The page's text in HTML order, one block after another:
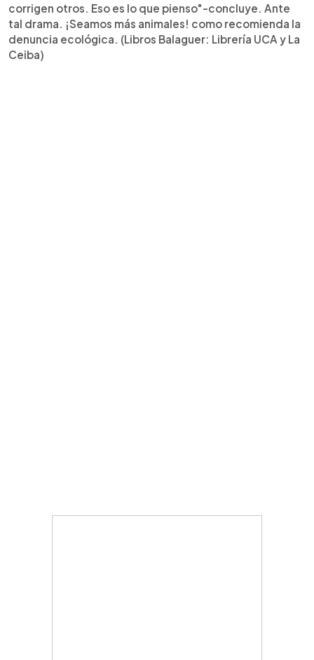
corrigen otros. Eso es lo que pienso"-concluye. Ante
tal drama. ¡Seamos más animales! como recomienda la
denuncia ecológica. (Libros Balaguer: Librería UCA y La
Ceiba)